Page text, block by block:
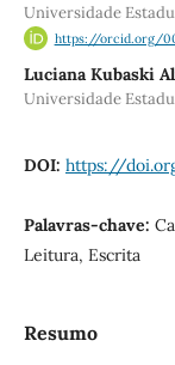
Universidade
https://orcid.org/
Luciana Kubaski
Universidade
DOI: https://
Palavras-chave:
Leitura, Escrita
Resumo